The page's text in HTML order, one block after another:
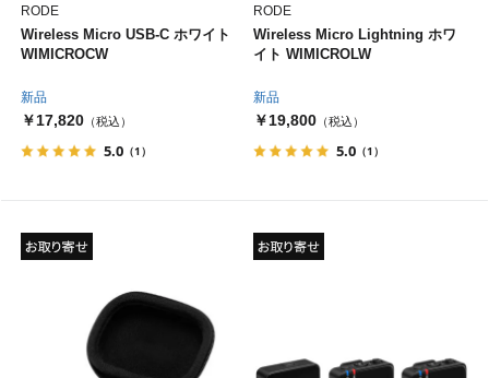
新品
RODE
Wireless Micro USB-C ホワイト
WIMICROCW
￥17,820 （税込）
5.0 （1）
新品
RODE
Wireless Micro Lightning ホワ
イト WIMICROLW
￥19,800（税込）
5.0 （1）